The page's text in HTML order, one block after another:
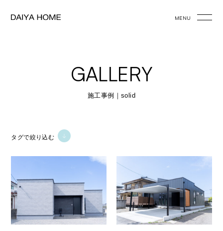
MENU
GALLERY
施工事例｜solid
タグで絞り込む